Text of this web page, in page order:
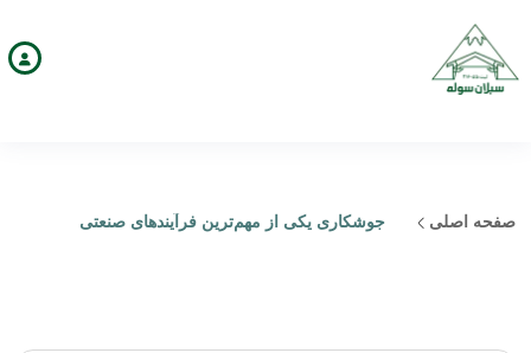
صفحه اصلی جوشکاری یکی از مهم‌ترین فرآیندهای صنعتی